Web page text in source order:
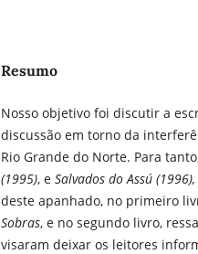
Resumo
Nosso objetivo foi discutir a
discussão em torno da
Rio Grande do Norte. Para
(1995), e Salvados do Assú (1996),
deste apanhado, no primeiro
Sobras, e no segundo livro,
visaram deixar os leitores